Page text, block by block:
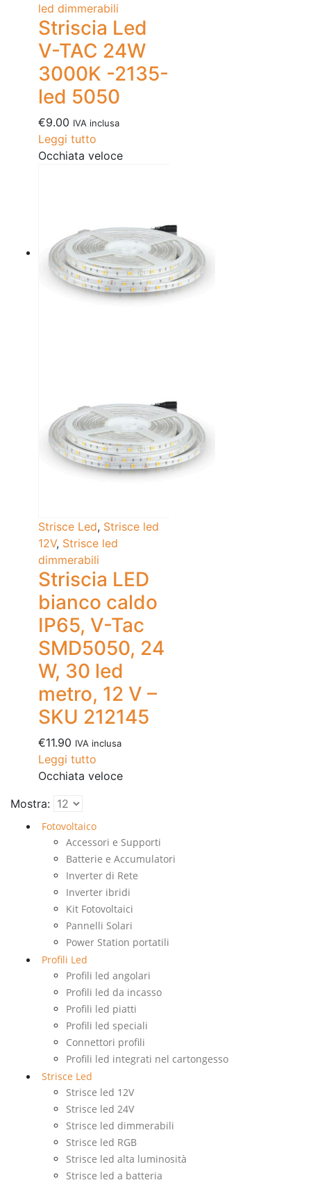
led dimmerabili
Striscia Led
V-TAC 24W
3000K -2135-
led 5050
€9.00 IVA inclusa
Leggi tutto
Occhiata veloce
Strisce Led, Strisce led
12V, Strisce led
dimmerabili
Striscia LED
bianco caldo
IP65, V-Tac
SMD5050, 24
W, 30 led
metro, 12 V –
SKU 212145
€11.90 IVA inclusa
Leggi tutto
Occhiata veloce
Mostra:
Fotovoltaico
Accessori e Supporti
Batterie e Accumulatori
Inverter di Rete
Inverter ibridi
Kit Fotovoltaici
Pannelli Solari
Power Station portatili
Profili Led
Profili led angolari
Profili led da incasso
Profili led piatti
Profili led speciali
Connettori profili
Profili led integrati nel cartongesso
Strisce Led
Strisce led 12V
Strisce led 24V
Strisce led dimmerabili
Strisce led RGB
Strisce led alta luminosità
Strisce led a batteria